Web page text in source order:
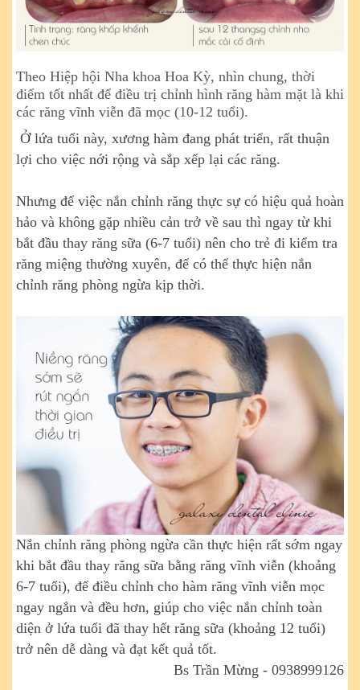
Theo Hiệp hội Nha khoa Hoa Kỳ, nhìn chung, thời
điểm tốt nhất để điều trị chỉnh hình răng hàm mặt là khi
các răng vĩnh viễn đã mọc (10-12 tuổi).
Ở lứa tuổi này, xương hàm đang phát triển, rất thuận
lợi cho việc nới rộng và sắp xếp lại các răng.
Nhưng để việc nắn chỉnh răng thực sự có hiệu quả hoàn
hảo và không gặp nhiều cản trở về sau thì ngay từ khi
bắt đầu thay răng sữa (6-7 tuổi) nên cho trẻ đi kiểm tra
răng miệng thường xuyên, để có thể thực hiện nắn
chỉnh răng phòng ngừa kịp thời.
Nắn chỉnh răng phòng ngừa cần thực hiện rất sớm ngay
khi bắt đầu thay răng sữa bằng răng vĩnh viễn (khoảng
6-7 tuổi), để điều chỉnh cho hàm răng vĩnh viễn mọc
ngay ngắn và đều hơn, giúp cho việc nắn chỉnh toàn
diện ở lứa tuổi đã thay hết răng sữa (khoảng 12 tuổi)
trở nên dễ dàng và đạt kết quả tốt.
Bs Trần Mừng - 0938999126